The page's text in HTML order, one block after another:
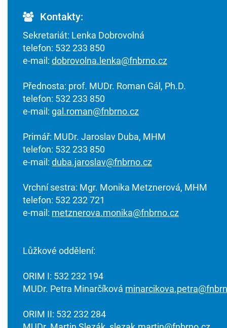
Kontakty:
Sekretariát: Lenka Dobrovolná
telefon: 532 233 850
e-mail: dobrovolna.lenka@fnbrno.cz
Přednosta: prof. MUDr. Roman Gál, Ph.D.
telefon: 532 233 850
e-mail: gal.roman@fnbrno.cz
Primář: MUDr. Jaroslav Duba, MHM
telefon: 532 233 850
e-mail: duba.jaroslav@fnbrno.cz
Vrchní sestra: Mgr. Monika Metznerová, MHM
telefon: 532 232 721
e-mail: metznerova.monika@fnbrno.cz
Lůžkové oddělení:
ORIM I: 532 232 194
MUDr. Petra Minarčíková
ORIM II: 532 232 284